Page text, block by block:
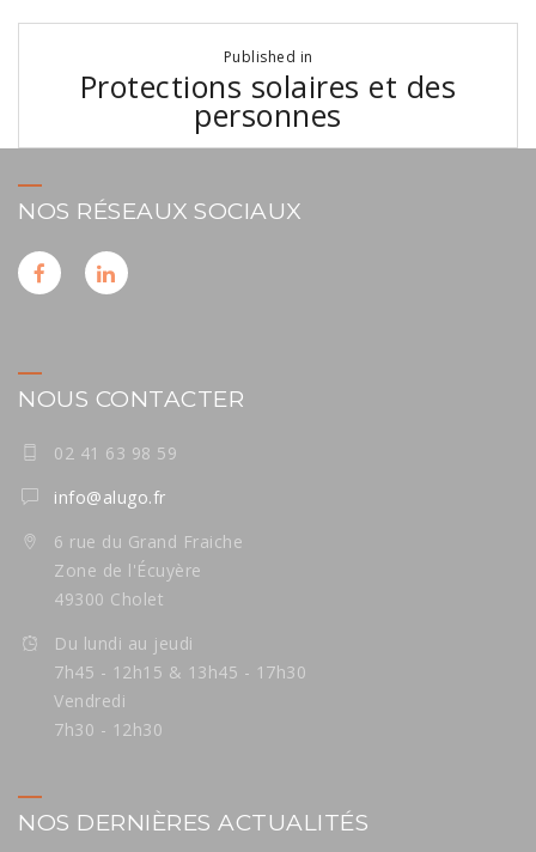
Published in
Protections solaires et des
personnes
NOS RÉSEAUX SOCIAUX
NOUS CONTACTER
02 41 63 98 59
info@alugo.fr
6 rue du Grand Fraiche
Zone de l'Écuyère
49300 Cholet
Du lundi au jeudi
7h45 - 12h15 & 13h45 - 17h30
Vendredi
7h30 - 12h30
NOS DERNIÈRES ACTUALITÉS